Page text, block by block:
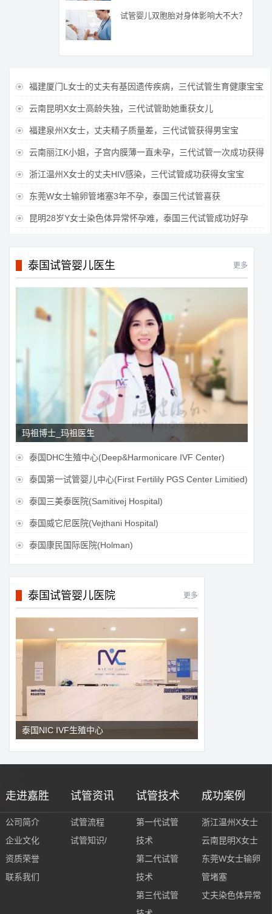
试管婴儿双胞胎对身体影响大不大？
 福建厦门L女士的丈夫有基因遗传疾病，三代试管生育健康宝宝
 云南昆明X女士高龄失独，三代试管助她重获女儿
 福建泉州X女士，丈夫精子质量差，三代试管获得男宝宝
 云南丽江K小姐，子宫内膜薄一直未孕，三代试管一次成功获得
 浙江温州X女士的丈夫HIV感染，三代试管成功获得女宝宝
 东莞W女士输卵管堵塞3年不孕，泰国三代试管喜获
 昆明28岁Y女士染色体异常怀孕难，泰国三代试管成功好孕
泰国试管婴儿医生 更多
玛祖博士_玛祖医生
 泰国DHC生殖中心(Deep&Harmonicare IVF Center)
 泰国第一试管婴儿中心(First Fertilily PGS Center Limitied)
 泰国三美泰医院(Samitivej Hospital)
 泰国威它尼医院(Vejthani Hospital)
 泰国康民国际医院(Holman)
泰国试管婴儿医院 更多
泰国NIC IVF生殖中心
走进嘉胜
公司简介
企业文化
资质荣誉
联系我们
试管资讯
试管流程
试管知识/
试管技术
第一代试管
技术
第二代试管
技术
第三代试管
成功案例
浙江温州X女士
云南昆明X女士
东莞W女士输卵
管堵塞
丈夫染色体异常